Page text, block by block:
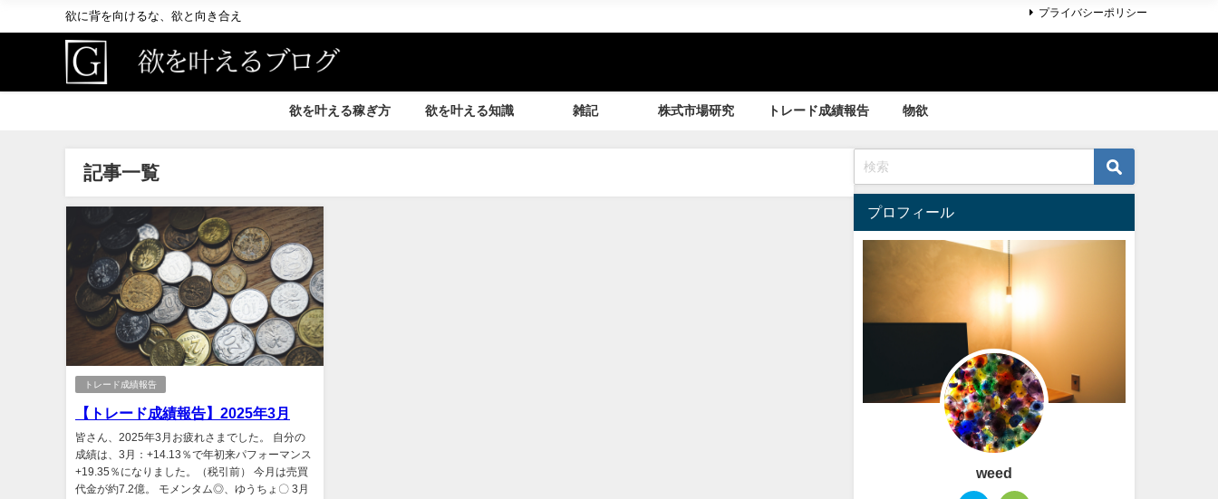
欲に背を向けるな、欲と向き合え プライバシーポリシー
欲を叶える稼ぎ方 欲を叶える知識 雑記 株式市場研究 トレード成績報告 物欲
記事一覧
トレード成績報告
【トレード成績報告】2025年3月
皆さん、2025年3月お疲れさまでした。 自分の
成績は、3月：+14.13％で年初来パフォーマンス
+19.35％になりました。（税引前） 今月は売買
代金が約7.2億。 モメンタム◎、ゆうちょ〇 3月
プロフィール
weed